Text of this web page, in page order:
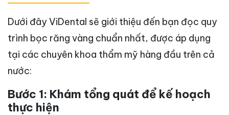
Dưới đây ViDental sẽ giới thiệu đến bạn đọc quy
trình bọc răng vàng chuẩn nhất, được áp dụng
tại các chuyên khoa thẩm mỹ hàng đầu trên cả
nước:
Bước 1: Khám tổng quát để kế hoạch
thực hiện